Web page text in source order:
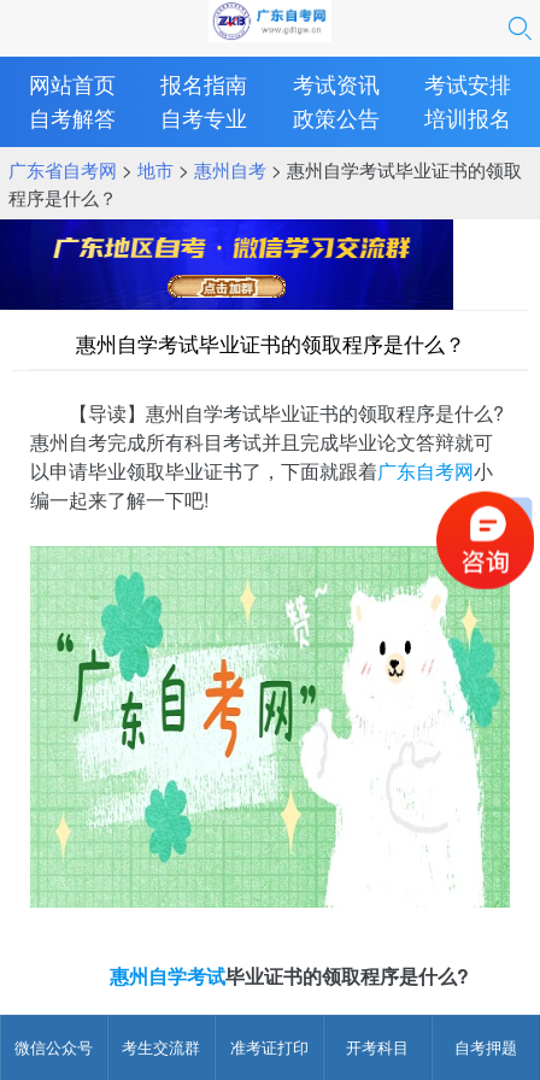
微信公众号 考生交流群 准考证打印 开考科目 自考押题
网站首页 报名指南 考试资讯
考试安排
自考解答
自考专业 政策公告 培训报名
广东省自考网 > 地市> 惠州自考> 惠州自学考试毕业证书的领取
程序是什么？
惠州自学考试毕业证书的领取程序是什么？
【导读】惠州自学考试毕业证书的领取程序是什么?
惠州自考完成所有科目考试并且完成毕业论文答辩就可
以申请毕业领取毕业证书了，下面就跟着广东自考网小
编一起来了解一下吧!
惠州自学考试毕业证书的领取程序是什么?
1、出示准考证、身份证，告知自考专业及层次。